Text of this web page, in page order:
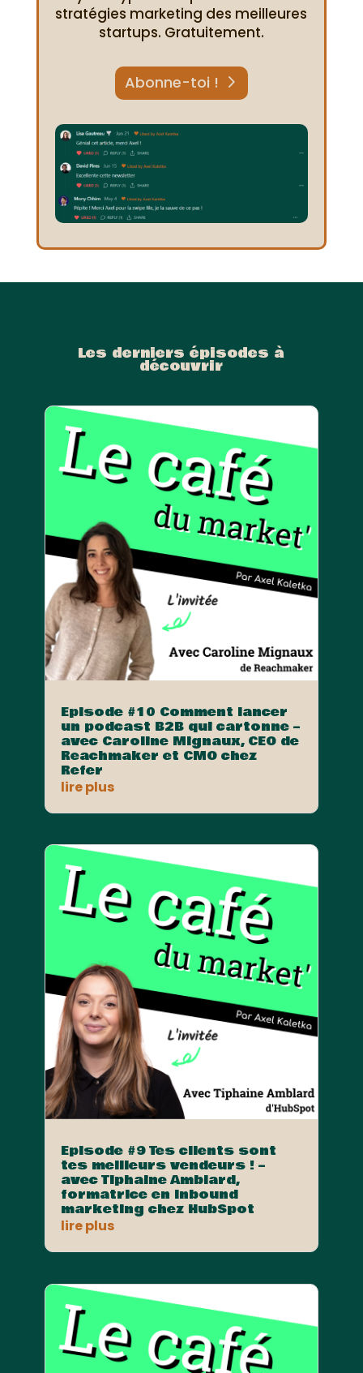
stratégies marketing des meilleures
startups. Gratuitement.
Abonne-toi !
Les derniers épisodes à
découvrir
Episode #10 Comment lancer
un podcast B2B qui cartonne –
avec Caroline Mignaux, CEO de
Reachmaker et CMO chez
Refer
lire plus
Episode #9 Tes clients sont
tes meilleurs vendeurs ! –
avec Tiphaine Amblard,
formatrice en Inbound
marketing chez HubSpot
lire plus